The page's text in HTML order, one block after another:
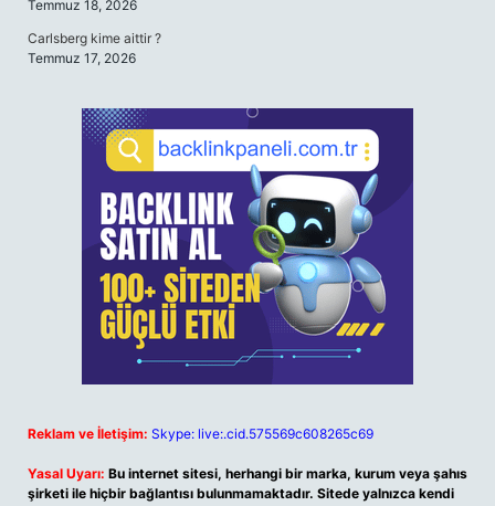
Temmuz 18, 2026
Carlsberg kime aittir ?
Temmuz 17, 2026
Reklam ve İletişim: Skype: live:.cid.575569c608265c69
Yasal Uyarı: Bu internet sitesi, herhangi bir marka, kurum veya şahıs
şirketi ile hiçbir bağlantısı bulunmamaktadır. Sitede yalnızca kendi